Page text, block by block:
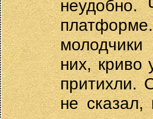
неудобно.
них, криво
притихли.
не сказал,